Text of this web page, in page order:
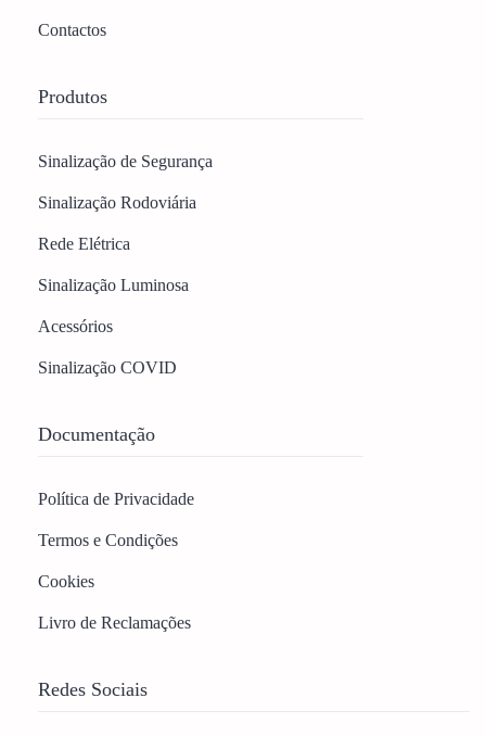
Contactos
Produtos
Sinalização de Segurança
Sinalização Rodoviária
Rede Elétrica
Sinalização Luminosa
Acessórios
Sinalização COVID
Documentação
Política de Privacidade
Termos e Condições
Cookies
Livro de Reclamações
Redes Sociais